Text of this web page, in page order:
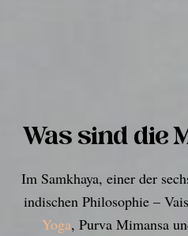
Was sind die
Im Samkhaya, einer der
indischen Philosophie –
Yoga, Purva Mimansa